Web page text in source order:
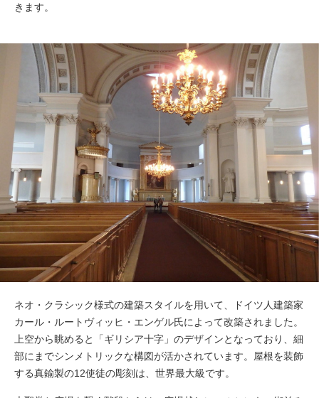
きます。
ネオ・クラシック様式の建築スタイルを用いて、ドイツ人建築家
カール・ルートヴィッヒ・エンゲル氏によって改築されました。
上空から眺めると「ギリシア十字」のデザインとなっており、細
部にまでシンメトリックな構図が活かされています。屋根を装飾
する真鍮製の12使徒の彫刻は、世界最大級です。